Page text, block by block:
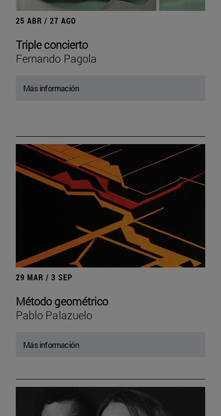
25 ABR / 27 AGO
Triple concierto
Fernando Pagola
Más información
29 MAR / 3 SEP
Método geométrico
Pablo Palazuelo
Más información